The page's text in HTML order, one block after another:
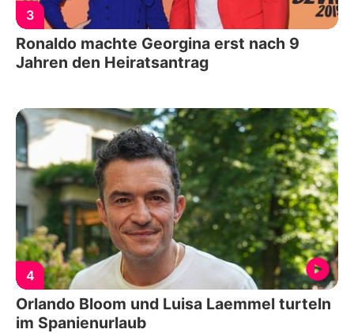
3
Ronaldo machte Georgina erst nach 9
Jahren den Heiratsantrag
4
Orlando Bloom und Luisa Laemmel turteln
im Spanienurlaub